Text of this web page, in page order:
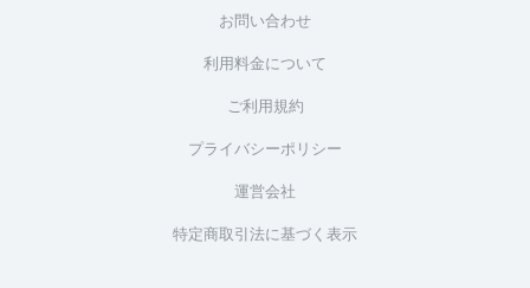
お問い合わせ
利用料金について
ご利用規約
プライバシーポリシー
運営会社
特定商取引法に基づく表示